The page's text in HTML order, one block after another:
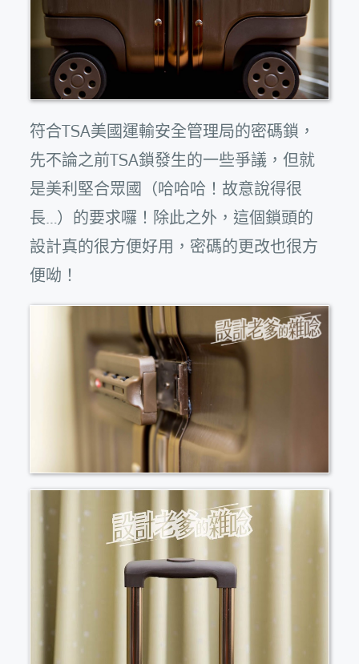
符合TSA美國運輸安全管理局的密碼鎖，
先不論之前TSA鎖發生的一些爭議，但就
是美利堅合眾國（哈哈哈！故意說得很
長…）的要求囉！除此之外，這個鎖頭的
設計真的很方便好用，密碼的更改也很方
便呦！